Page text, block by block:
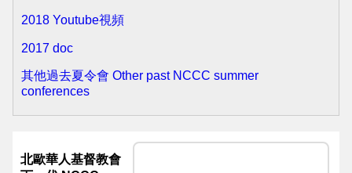
NCCC
NextGen
Homepage
Facebook
2018 Youtube視頻
2017 doc
其他過去夏令會 Other past NCCC summer
conferences
北歐華人基督教會